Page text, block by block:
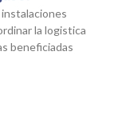
la logistica
beneficiadas